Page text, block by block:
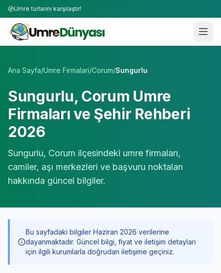
Umre turlarını karşılaştır!
Ana Sayfa/Umre Firmalari/Corum/Sungurlu
Sungurlu, Corum Umre
Firmaları ve Şehir Rehberi
2026
Sungurlu, Corum ilçesindeki umre firmaları,
camiler, aşı merkezleri ve başvuru noktaları
hakkında güncel bilgiler.
Bu sayfadaki bilgiler Haziran 2026 verilerine
dayanmaktadır. Güncel bilgi, fiyat ve iletişim detayları
için ilgili kurumlarla doğrudan iletişime geçiniz.